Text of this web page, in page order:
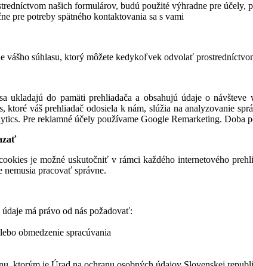
našich formulárov, budú použité výhradne pre účely,
pre potreby spätného kontaktovania sa s vami
vášho súhlasu, ktorý môžete kedykoľvek odvolať
ukladajú do pamäti prehliadača a obsahujú údaje o
ktoré váš prehliadač odosiela k nám, slúžia na analyzovanie
Pre reklamné účely používame Google Remarketing. Doba
je možné uskutočniť v rámci každého internetového
nemusia pracovať správne.
má právo od nás požadovať:
obmedzenie spracúvania